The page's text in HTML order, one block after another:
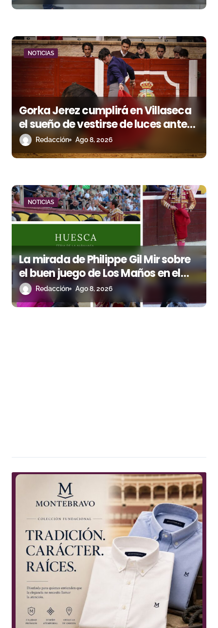
a
d
a
NOTICIAS
Gorka Jerez cumplirá en Villaseca
el sueño de vestirse de luces ante
los suyos
Redacción Ago 8, 2026
NOTICIAS
La mirada de Philippe Gil Mir sobre
el buen juego de Los Maños en el
arranque de Huesca
Redacción Ago 8, 2026